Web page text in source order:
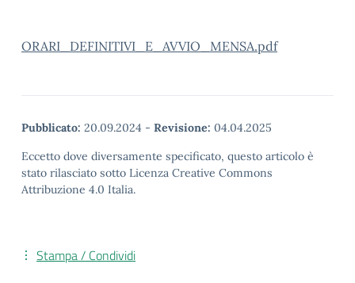
ORARI_DEFINITIVI_E_AVVIO_MENSA.pdf
Pubblicato: 20.09.2024 - Revisione: 04.04.2025
Eccetto dove diversamente specificato, questo articolo è
stato rilasciato sotto Licenza Creative Commons
Attribuzione 4.0 Italia.
Stampa / Condividi